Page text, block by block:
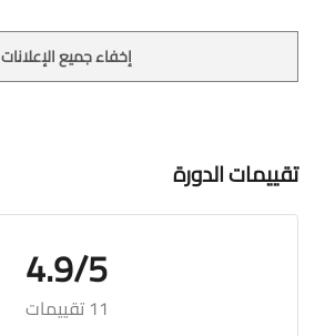
إخفاء جميع الإعلانات
تقييمات الدورة
4.9/5
11 تقييمات